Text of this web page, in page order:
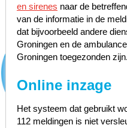
en sirenes naar de
van de informatie in de
dat bijvoorbeeld andere
Groningen en de
Groningen toegezonden zijn.
Online inzage
Het systeem dat gebruikt
112 meldingen is niet